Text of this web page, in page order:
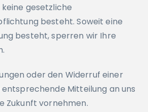
gesetzliche
besteht. Soweit eine
besteht, sperren wir Ihre
oder den Widerruf einer
entsprechende Mitteilung an uns
Zukunft vornehmen.